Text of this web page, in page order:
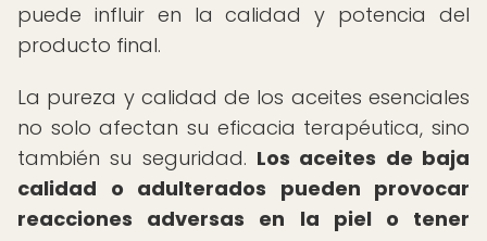
puede influir en la calidad y potencia del
producto final.
La pureza y calidad de los aceites esenciales
no solo afectan su eficacia terapéutica, sino
también su seguridad. Los aceites de baja
calidad o adulterados pueden provocar
reacciones adversas en la piel o tener